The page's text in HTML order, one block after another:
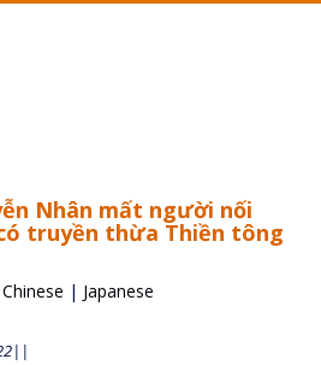
Nhân mất người nối
truyền thừa Thiền tông
Chinese | Japanese